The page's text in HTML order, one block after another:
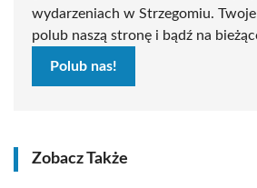
wydarzeniach w Strzegomiu.
polub naszą stronę i bądź na
Polub nas!
Zobacz Także